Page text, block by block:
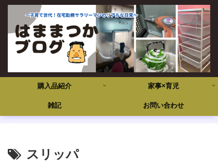
購入品紹介 家事×育児
雑記 お問い合わせ
スリッパ